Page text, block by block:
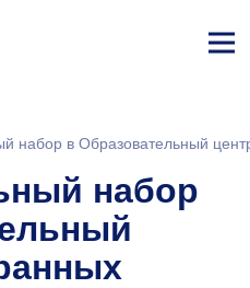
ине
набор в Образовательный
набор